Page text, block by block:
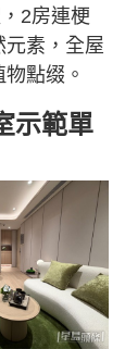
2房連梗
元素，全屋
點缀。
示範單